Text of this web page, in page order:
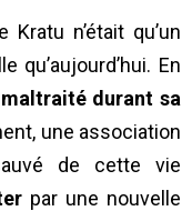
n’était qu’un
qu’aujourd’hui. En
maltraité durant sa
une association
de cette vie
par une nouvelle